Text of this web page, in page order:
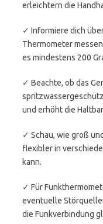
erleichtern die
✓ Informiere dich
Thermometer
es mindestens 200
✓ Beachte, ob das
und erhöht die
✓ Schau, wie groß
flexibler in
kann.
✓ Für
eventuelle
die Funkverbindung